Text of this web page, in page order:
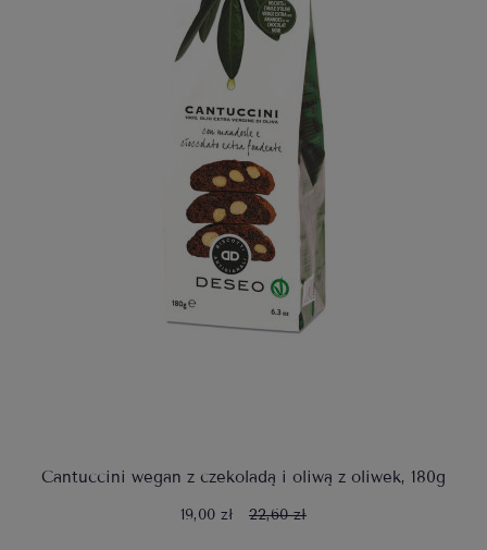
Cantuccini wegan z czekoladą i oliwą z oliwek, 180g
19,00 zł 22,60 zł